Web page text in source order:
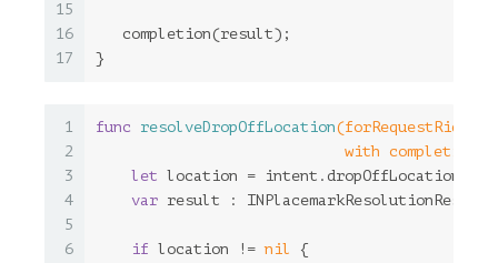
15
16
17
   completion(result);
}
1
2
3
4
5
6
func resolveDropOffLocation(forRequestRide
                            with completion:
let location = intent.dropOffLocation
var result : INPlacemarkResolutionResult
if location != nil
{